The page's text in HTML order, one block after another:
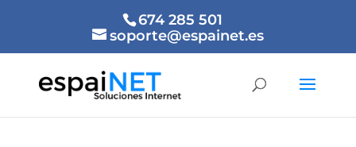
674 285 501
soporte@espainet.es